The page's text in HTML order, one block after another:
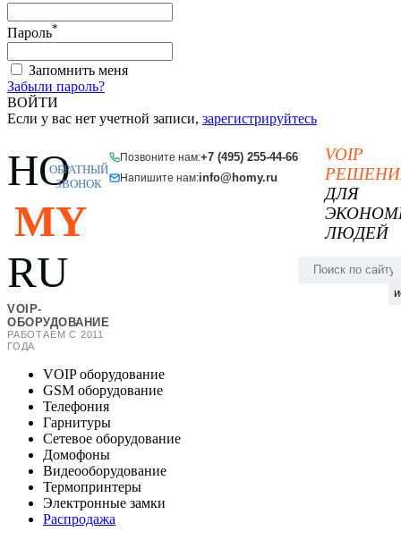
Пароль*
Запомнить меня
Забыли пароль?
ВОЙТИ
Если у вас нет учетной записи, зарегистрируйтесь
HO
MY
RU
VOIP-
ОБОРУДОВАНИЕ
РАБОТАЕМ С 2011
ГОДА
Позвоните нам:+7 (495) 255-44-66
Напишите нам:info@homy.ru
ОБРАТНЫЙ
ЗВОНОК
VOIP
ДЛЯ
ЛЮДЕЙ
VOIP оборудование
GSM оборудование
Телефония
Гарнитуры
Сетевое оборудование
Домофоны
Видеооборудование
Термопринтеры
Электронные замки
Распродажа